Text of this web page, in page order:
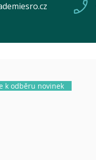
k odběru novinek